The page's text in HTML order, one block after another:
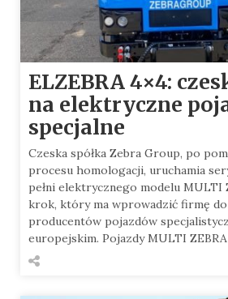
ELZEBRA 4×4:
na elektryczne
specjalne
Czeska spółka Zebra Group, po
procesu homologacji, uruchamia
pełni elektrycznego modelu MULTI
krok, który ma wprowadzić firmę
producentów pojazdów
europejskim. Pojazdy MULTI